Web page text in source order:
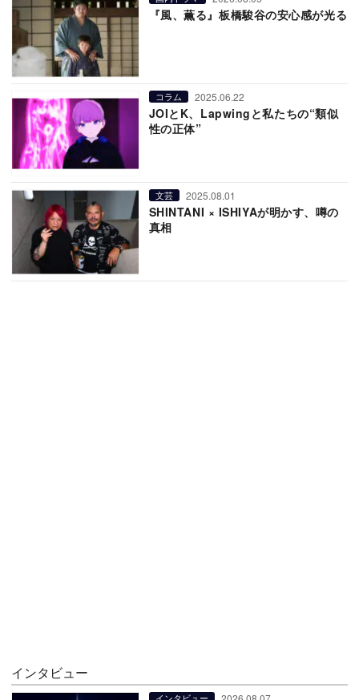
『風、薫る』板橋駿谷の安心感が光る
コラム 2025.06.22
JOIとK、Lapwingと私たちの“類似
性の正体”
文芸 2025.08.01
SHINTANI × ISHIYAが明かす、噂の
真相
インタビュー